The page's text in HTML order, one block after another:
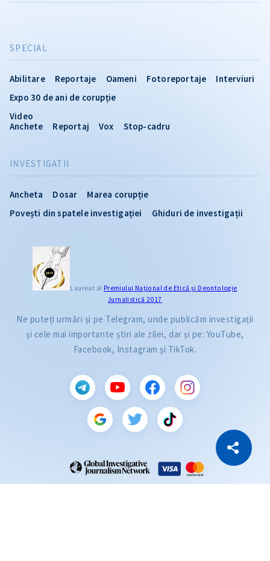
Copiază Link
INVESTIGATII
Ancheta Dosar
Marea corupție
Povești din spatele investigației
Ghiduri de investigații
SPECIAL
Abilitare Reportaje Oameni Fotoreportaje
Interviuri
Expo 30 de ani de corupție
Video
Anchete
Reportaj Vox Stop-cadru
Laureat al Premiului Naţional de Etică și Deontologie
Jurnalistică 2017
Ne puteți urmări și pe Telegram, unde publicăm investigații
și cele mai importante știri ale zilei, dar și pe: YouTube,
Facebook, Instagram și TikTok.